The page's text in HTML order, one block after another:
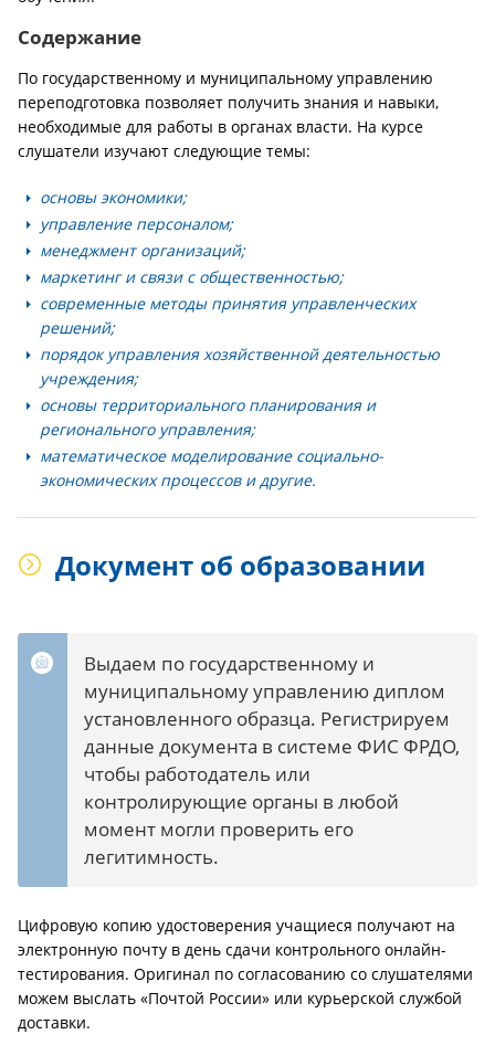
Содержание
По государственному и муниципальному управлению
переподготовка позволяет получить знания и навыки,
необходимые для работы в органах власти. На курсе
слушатели изучают следующие темы:
основы экономики;
управление персоналом;
менеджмент организаций;
маркетинг и связи с общественностью;
современные методы принятия управленческих
решений;
порядок управления хозяйственной деятельностью
учреждения;
основы территориального планирования и
регионального управления;
математическое моделирование социально-
экономических процессов и другие.
Документ об образовании
Выдаем по государственному и
муниципальному управлению диплом
установленного образца. Регистрируем
данные документа в системе ФИС ФРДО,
чтобы работодатель или
контролирующие органы в любой
момент могли проверить его
легитимность.
Цифровую копию удостоверения учащиеся получают на
электронную почту в день сдачи контрольного онлайн-
тестирования. Оригинал по согласованию со слушателями
можем выслать «Почтой России» или курьерской службой
доставки.